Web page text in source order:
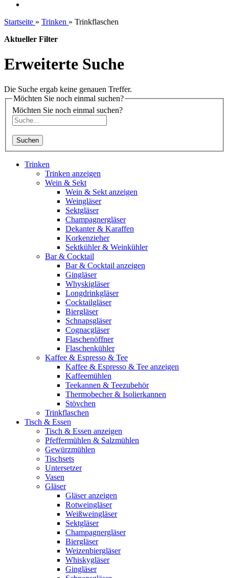
Startseite » Trinken » Trinkflaschen
Aktueller Filter
Erweiterte Suche
Die Suche ergab keine genauen Treffer.
Möchten Sie noch einmal suchen?
Möchten Sie noch einmal suchen?
Suchen
Trinken
Trinken anzeigen
Wein & Sekt
Wein & Sekt anzeigen
Weingläser
Sektgläser
Champagnergläser
Dekanter & Karaffen
Korkenzieher
Sektkühler & Weinkühler
Bar & Cocktail
Bar & Cocktail anzeigen
Gingläser
Whyskigläser
Longdrinkgläser
Cocktailgläser
Biergläser
Schnapsgläser
Cognacgläser
Flaschenöffner
Flaschenkühler
Kaffee & Espresso & Tee
Kaffee & Espresso & Tee anzeigen
Kaffeemühlen
Teekannen & Teezubehör
Thermobecher & Isolierkannen
Stövchen
Trinkflaschen
Tisch & Essen
Tisch & Essen anzeigen
Pfeffermühlen & Salzmühlen
Gewürzmühlen
Tischsets
Untersetzer
Vasen
Gläser
Gläser anzeigen
Rotweingläser
Weißweingläser
Sektgläser
Champagnergläser
Biergläser
Weizenbiergläser
Whiskygläser
Gingläser